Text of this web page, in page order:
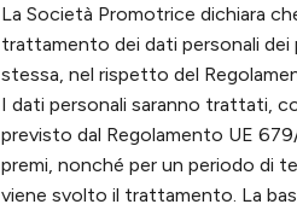
La Società Promotrice dichiara
trattamento dei dati personali
stessa, nel rispetto del
I dati personali saranno trattati,
previsto dal Regolamento UE
premi, nonché per un periodo di
viene svolto il trattamento. La